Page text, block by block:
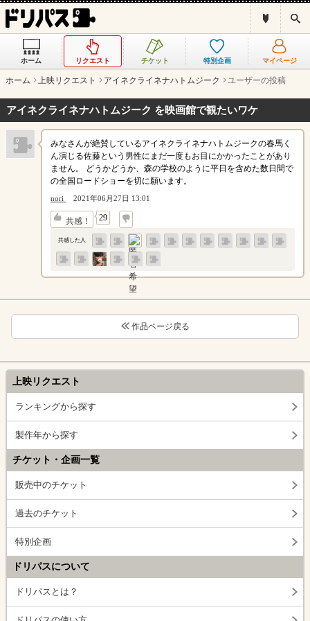
ス
は
？
ホーム リクエスト チケット 特別企画 マイページ
ホーム 上映リクエスト アイネクライネナハトムジーク ユーザーの投稿
アイネクライネナハトムジーク を映画館で観たいワケ
みなさんが絶賛しているアイネクライネナハトムジークの春馬く
ん演じる佐藤という男性にまだ一度もお目にかかったことがあり
ません。 どうかどうか、森の学校のように平日を含めた数日間で
の全国ロードショーを切に願います。
nori 2021年06月27日 13:01
共感！ 29
↓
共感した人
作品ページ戻る
上映リクエスト
ランキングから探す
製作年から探す
チケット・企画一覧
販売中のチケット
過去のチケット
特別企画
ドリパスについて
ドリパスとは？